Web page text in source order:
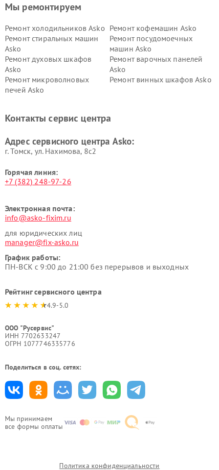
Мы принимаем
все формы оплаты
Мы ремонтируем
Ремонт холодильников Asko Ремонт кофемашин Asko
Ремонт стиральных машин
Asko
Ремонт посудомоечных
машин Asko
Ремонт духовых шкафов
Asko
Ремонт варочных панелей
Asko
Ремонт микроволновых
печей Asko
Ремонт винных шкафов Asko
Ремонт подогревателей
Ремонт промышленных
Asko
Контакты сервис центра
Адрес сервисного центра Asko:
г. Томск, ул. Нахимова, 8с2
Горячая линия:
+7 (382) 248-97-26
Электронная почта:
info@asko-fixim.ru
для юридических лиц
manager@fix-asko.ru
График работы:
ПН-ВСК с 9:00 до 21:00 без перерывов и выходных
Рейтинг сервисного центра
4.9-5.0
ООО "Русервис"
ИНН 7702633247
ОГРН 1077746335776
Поделиться в соц. сетях:
Политика конфиденциальности